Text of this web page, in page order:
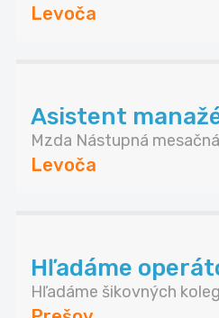
Levoča
Asistent
Mzda Nástupná
Levoča
Hľadáme
Hľadáme šikovných